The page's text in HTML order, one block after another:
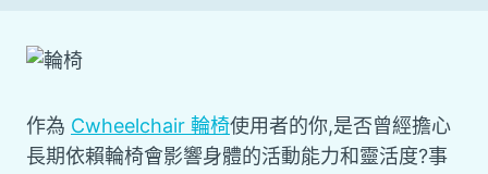
作為 Cwheelchair 輪椅使用者的你,是否曾經擔心
長期依賴輪椅會影響身體的活動能力和靈活度?事